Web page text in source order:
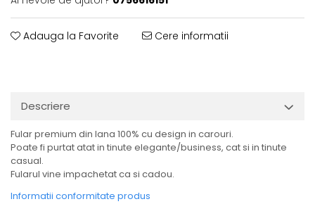
Adauga la Favorite Cere informatii
Descriere
Fular premium din lana 100% cu design in carouri.
Poate fi purtat atat in tinute elegante/business, cat si in tinute
casual.
Fularul vine impachetat ca si cadou.
Informatii conformitate produs